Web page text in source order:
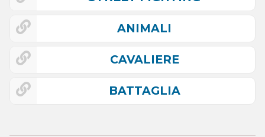
ANIMALI
CAVALIERE
BATTAGLIA